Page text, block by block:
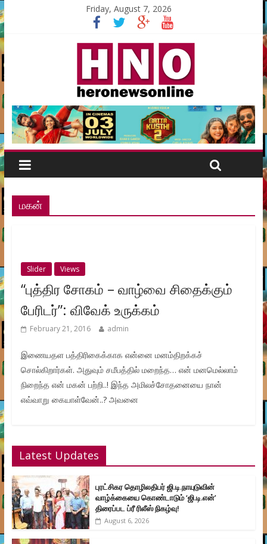
Friday, August 7, 2026
மகன்
Slider Views
“புத்திர சோகம் – வாழ்வை சிதைக்கும்
பேரிடர்”: விவேக் உருக்கம்
February 21, 2016 admin
இணையதள பத்திரிகைக்காக என்னை மனம்திறக்கச்
சொல்கிறார்கள். அதுவும் சமீபத்தில் மறைந்த… என் மனமெல்லாம்
நிறைந்த என் மகன் பற்றி..! இந்த அமிலச்சோதனையை நான்
எவ்வாறு கையாள்வேன்..? அவனை
Latest Updates
புரட்சிகர தொழிலதிபர் ஜி.டி.நாயுடுவின்
வாழ்க்கையை கொண்டாடும் ‘ஜி.டி.என்’
திரைப்பட ப்ரீ ரிலீஸ் நிகழ்வு!
August 6, 2026